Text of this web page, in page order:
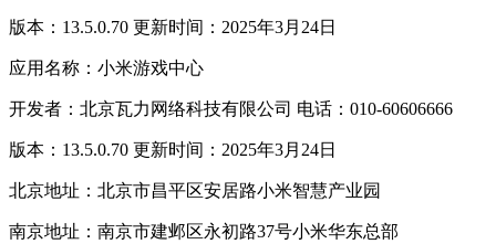
版本：13.5.0.70 更新时间：2025年3月24日
应用名称：小米游戏中心
开发者：北京瓦力网络科技有限公司 电话：010-60606666
版本：13.5.0.70 更新时间：2025年3月24日
北京地址：北京市昌平区安居路小米智慧产业园
南京地址：南京市建邺区永初路37号小米华东总部